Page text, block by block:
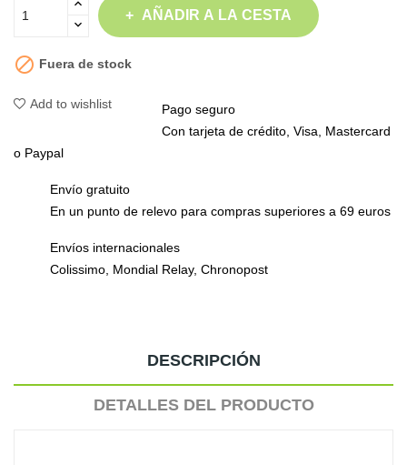
AÑADIR A LA CESTA
 Fuera de stock
Add to wishlist
Pago seguro
Con tarjeta de crédito, Visa, Mastercard
o Paypal
Envío gratuito
En un punto de relevo para compras superiores a 69 euros
Envíos internacionales
Colissimo, Mondial Relay, Chronopost
DESCRIPCIÓN
DETALLES DEL PRODUCTO